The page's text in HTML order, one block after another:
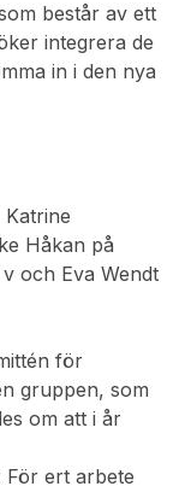
består av ett
integrera de
in i den nya
Håkan på
och Eva Wendt
för
gruppen, som
om att i år
För ert arbete